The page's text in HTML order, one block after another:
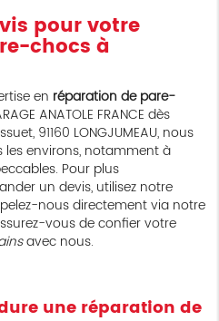
pour votre
chocs à
en réparation de pare-
ANATOLE FRANCE dès
91160 LONGJUMEAU, nous
environs, notamment à
Pour plus
un devis, utilisez notre
nous directement via notre
vous de confier votre
avec nous.
une réparation de